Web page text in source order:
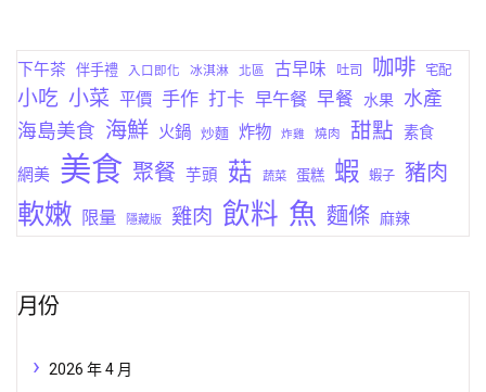
下午茶 伴手禮 入口即化 冰淇淋 北區 古早味 吐司 咖啡 宅配
小吃 小菜 平價 手作 打卡 早午餐 早餐 水果
水產
海島美食 海鮮 火鍋 炒麵 炸物 炸雞 燒肉 甜點 素食
網美 美食 聚餐 芋頭 菇 蔬菜 蛋糕 蝦 蝦子 豬肉
軟嫩 限量 隱藏版 雞肉 飲料 魚 麵條 麻辣
月份
2026 年 4 月